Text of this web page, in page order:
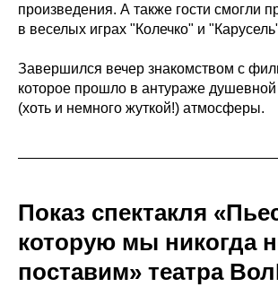
произведения. А также гости смогли
в веселых играх "Колечко" и
Завершился вечер знакомством с
которое прошло в антураже душевной
(хоть и немного жуткой!) атмосферы.
Показ спектакля
которую мы никогда
поставим» театра